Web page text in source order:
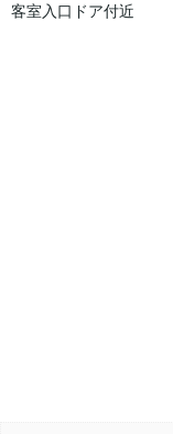
客室入口ドア付近